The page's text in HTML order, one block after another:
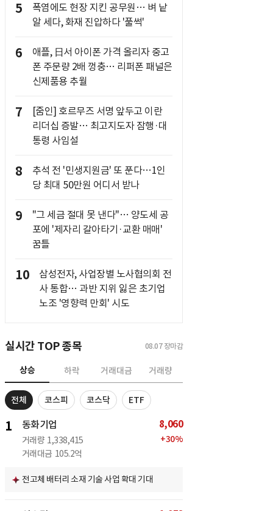
5
폭염에도 현장 지킨 공무원… 벼 낱
알 세다, 화재 진압하다 '풀썩'
6
애플, 日서 아이폰 가격 올리자 중고
폰 주문량 2배 껑충… 리퍼폰 패널은
신제품용 추월
7
[줌인] 호르무즈 서명 앞두고 이란
리더십 증발… 최고지도자 잠행·대
통령 사임설
8
추석 전 '민생지원금' 또 푼다…1인
당 최대 50만원 어디서 받나
9
"그 세금 절대 못 낸다"… 양도세 공
포에 '제자리 갈아타기·교환 매매'
꿈틀
10
삼성전자, 사업장별 노사협의회 전
사 통합… 과반 지위 잃은 초기업
노조 '영향력 만회' 시도
실시간 TOP 종목 08.07 장마감
상승 하락 거래대금 거래량
전체 코스피 코스닥 ETF
1 동화기업
거래량 1,338,415
거래대금 105.2억
8,060
+30%
전고체 배터리 소재 기술 사업 확대 기대